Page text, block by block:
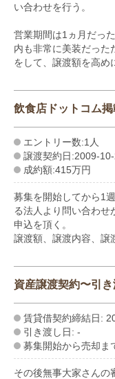
い合わせを行う。
営業期間は1ヵ月だっ
内も非常に美装だった
をして、譲渡額を高め
飲食店ドットコム
エントリー数:1人
譲渡契約日:2009-10-
成約額:415万円
募集を開始してから1
る法人より問い合わせ
申込を頂く。
譲渡額、譲渡内容、譲
資産譲渡契約〜引き
賃貸借契約締結日:
引き渡し日: -
募集開始から売却ま
その後無事大家さんの